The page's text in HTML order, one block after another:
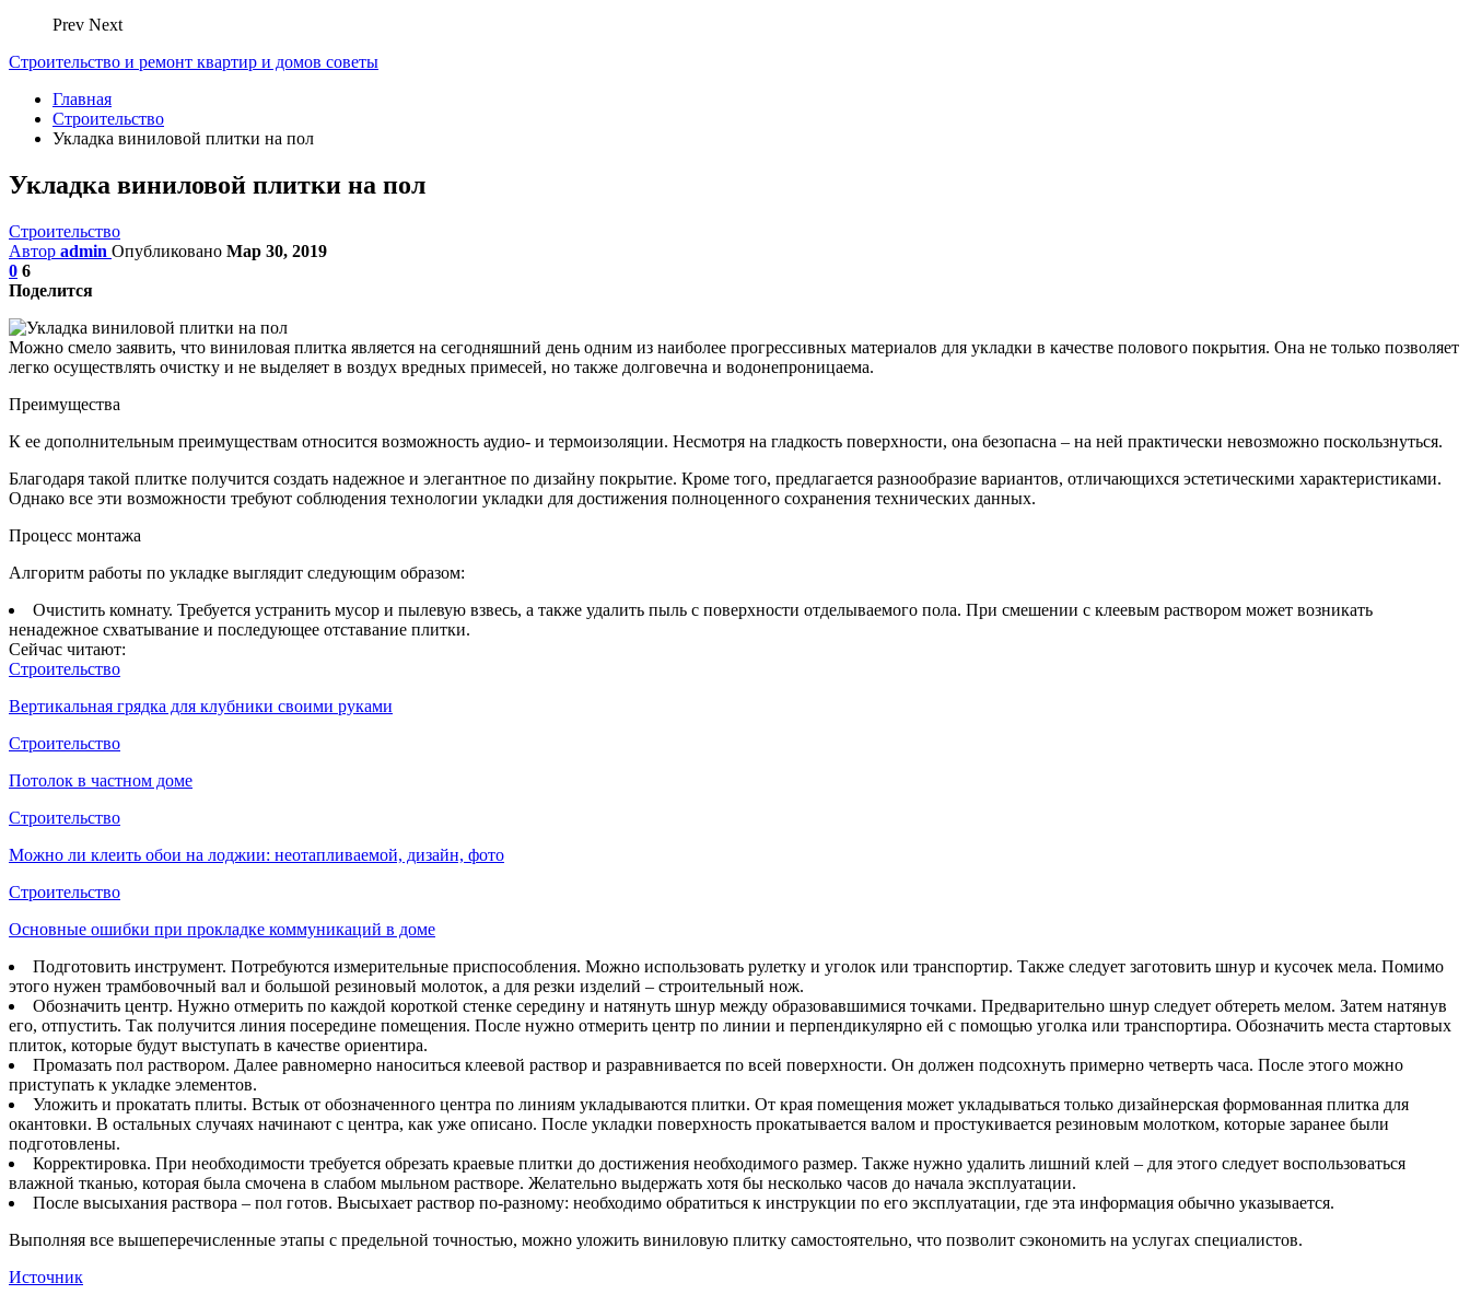
Prev Next
Строительство и ремонт квартир и домов советы
Главная
Строительство
Укладка виниловой плитки на пол
Укладка виниловой плитки на пол
Строительство
Автор admin Опубликовано Мар 30, 2019
0 6
Поделится
Можно смело заявить, что виниловая плитка является на сегодняшний день одним из наиболее прогрессивных материалов для укладки в качестве полового покрытия. Она не только позволяет
легко осуществлять очистку и не выделяет в воздух вредных примесей, но также долговечна и водонепроницаема.
Преимущества
К ее дополнительным преимуществам относится возможность аудио- и термоизоляции. Несмотря на гладкость поверхности, она безопасна – на ней практически невозможно поскользнуться.
Благодаря такой плитке получится создать надежное и элегантное по дизайну покрытие. Кроме того, предлагается разнообразие вариантов, отличающихся эстетическими характеристиками.
Однако все эти возможности требуют соблюдения технологии укладки для достижения полноценного сохранения технических данных.
Процесс монтажа
Алгоритм работы по укладке выглядит следующим образом:
Очистить комнату. Требуется устранить мусор и пылевую взвесь, а также удалить пыль с поверхности отделываемого пола. При смешении с клеевым раствором может возникать
ненадежное схватывание и последующее отставание плитки.
Сейчас читают:
Строительство
Вертикальная грядка для клубники своими руками
Строительство
Потолок в частном доме
Строительство
Можно ли клеить обои на лоджии: неотапливаемой, дизайн, фото
Строительство
Основные ошибки при прокладке коммуникаций в доме
Подготовить инструмент. Потребуются измерительные приспособления. Можно использовать рулетку и уголок или транспортир. Также следует заготовить шнур и кусочек мела. Помимо
этого нужен трамбовочный вал и большой резиновый молоток, а для резки изделий – строительный нож.
Обозначить центр. Нужно отмерить по каждой короткой стенке середину и натянуть шнур между образовавшимися точками. Предварительно шнур следует обтереть мелом. Затем натянув
его, отпустить. Так получится линия посередине помещения. После нужно отмерить центр по линии и перпендикулярно ей с помощью уголка или транспортира. Обозначить места стартовых
плиток, которые будут выступать в качестве ориентира.
Промазать пол раствором. Далее равномерно наноситься клеевой раствор и разравнивается по всей поверхности. Он должен подсохнуть примерно четверть часа. После этого можно
приступать к укладке элементов.
Уложить и прокатать плиты. Встык от обозначенного центра по линиям укладываются плитки. От края помещения может укладываться только дизайнерская формованная плитка для
окантовки. В остальных случаях начинают с центра, как уже описано. После укладки поверхность прокатывается валом и простукивается резиновым молотком, которые заранее были
подготовлены.
Корректировка. При необходимости требуется обрезать краевые плитки до достижения необходимого размер. Также нужно удалить лишний клей – для этого следует воспользоваться
влажной тканью, которая была смочена в слабом мыльном растворе. Желательно выдержать хотя бы несколько часов до начала эксплуатации.
После высыхания раствора – пол готов. Высыхает раствор по-разному: необходимо обратиться к инструкции по его эксплуатации, где эта информация обычно указывается.
Выполняя все вышеперечисленные этапы с предельной точностью, можно уложить виниловую плитку самостоятельно, что позволит сэкономить на услугах специалистов.
Источник